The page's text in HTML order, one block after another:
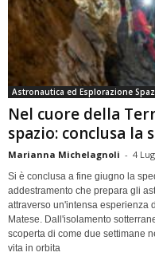
Astronautica ed Esplorazione
Nel cuore della
spazio: conclusa la
Marianna Michelagnoli - 4
Si è conclusa a fine giugno la
addestramento che prepara gli
attraverso un'intensa esperienza
Matese. Dall'isolamento
scoperta di come due settimane
vita in orbita